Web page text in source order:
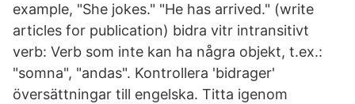
example, "She jokes." "He has arrived." (write
articles for publication) bidra vitr intransitivt
verb: Verb som inte kan ha några objekt, t.ex.:
"somna", "andas". Kontrollera 'bidrager'
översättningar till engelska. Titta igenom